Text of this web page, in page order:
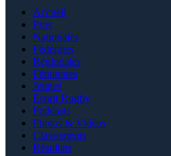
Accueil
Pros
Nationales
Fédérales
Régionales
Féminines
Jeunes
Esprit Rugby
Podcasts
Photos & Vidéos
Classements
Résultats